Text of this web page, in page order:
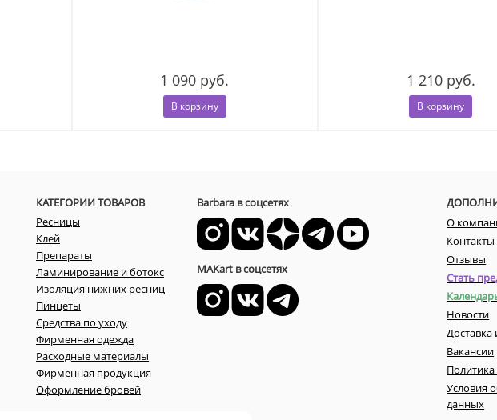
1 090 руб.
В корзину
1 210 руб.
В корзину
КАТЕГОРИИ ТОВАРОВ
Ресницы
Клей
Препараты
Ламинирование и ботокс
Изоляция нижних ресниц
Пинцеты
Средства по уходу
Фирменная одежда
Расходные материалы
Фирменная продукция
Оформление бровей
Barbara в соцсетях
MAKart в соцсетях
О
Контакты
Отзывы
Стать
Новости
Доставка
Вакансии
Условия
данных